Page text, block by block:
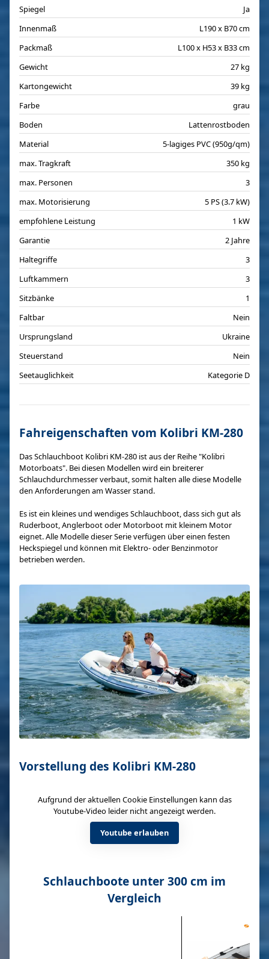
Spiegel
Ja
Innenmaß
L190 x B70 cm
Packmaß
L100 x H53 x B33 cm
Gewicht
27 kg
Kartongewicht
39 kg
Farbe
grau
Boden
Lattenrostboden
Material
5-lagiges PVC (950g/qm)
max. Tragkraft
350 kg
max. Personen
3
max. Motorisierung
5 PS (3.7 kW)
empfohlene Leistung
1 kW
Garantie
2 Jahre
Haltegriffe
3
Luftkammern
3
Sitzbänke
1
Faltbar
Nein
Ursprungsland
Ukraine
Steuerstand
Nein
Seetauglichkeit
Kategorie D
Fahreigenschaften vom Kolibri KM-280
Das Schlauchboot Kolibri KM-280 ist aus der Reihe "Kolibri
Motorboats". Bei diesen Modellen wird ein breiterer
Schlauchdurchmesser verbaut, somit halten alle diese Modelle
den Anforderungen am Wasser stand.
Es ist ein kleines und wendiges Schlauchboot, dass sich gut als
Ruderboot, Anglerboot oder Motorboot mit kleinem Motor
eignet. Alle Modelle dieser Serie verfügen über einen festen
Heckspiegel und können mit Elektro- oder Benzinmotor
betrieben werden.
Vorstellung des Kolibri KM-280
Aufgrund der aktuellen Cookie Einstellungen kann das
Youtube-Video leider nicht angezeigt werden.
Youtube erlauben
Schlauchboote unter 300 cm im
Vergleich